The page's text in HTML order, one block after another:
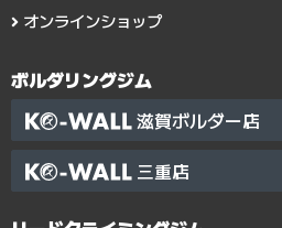
オンラインショップ
ボルダリングジム
滋賀ボルダー店
三重店